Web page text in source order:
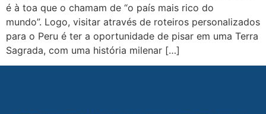
é à toa que o chamam de “o país mais rico do
mundo”. Logo, visitar através de roteiros personalizados
para o Peru é ter a oportunidade de pisar em uma Terra
Sagrada, com uma história milenar […]